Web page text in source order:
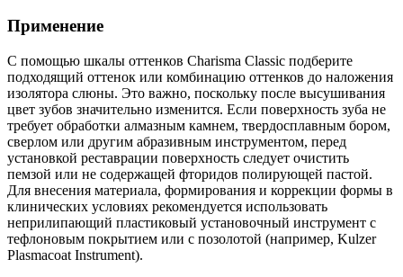
Применение
С помощью шкалы оттенков Charisma Classic подберите
подходящий оттенок или комбинацию оттенков до наложения
изолятора слюны. Это важно, поскольку после высушивания
цвет зубов значительно изменится. Если поверхность зуба не
требует обработки алмазным камнем, твердосплавным бором,
сверлом или другим абразивным инструментом, перед
установкой реставрации поверхность следует очистить
пемзой или не содержащей фторидов полирующей пастой.
Для внесения материала, формирования и коррекции формы в
клинических условиях рекомендуется использовать
неприлипающий пластиковый установочный инструмент с
тефлоновым покрытием или с позолотой (например, Kulzer
Plasmacoat Instrument).